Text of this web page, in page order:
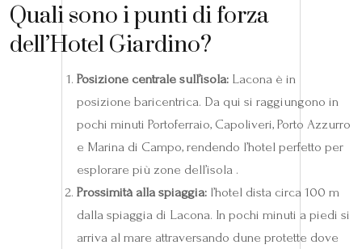
Quali sono i punti di forza
dell’Hotel Giardino?
Posizione centrale sull’isola: Lacona è in
posizione baricentrica. Da qui si raggiungono in
pochi minuti Portoferraio, Capoliveri, Porto Azzurro
e Marina di Campo, rendendo l’hotel perfetto per
esplorare più zone dell’isola .
Prossimità alla spiaggia: l’hotel dista circa 100 m
dalla spiaggia di Lacona. In pochi minuti a piedi si
arriva al mare attraversando dune protette dove